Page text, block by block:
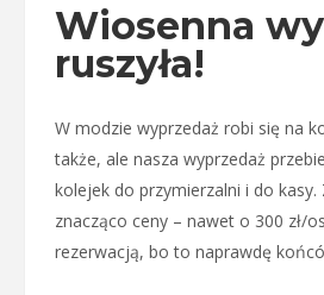
Wiosenna
ruszyła!
W modzie wyprzedaż robi się na
także, ale nasza wyprzedaż
kolejek do przymierzalni i do
znacząco ceny – nawet o 300 zł/
rezerwacją, bo to naprawdę